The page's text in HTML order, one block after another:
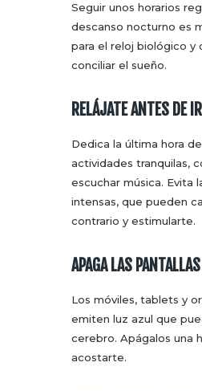
Seguir unos horarios
descanso nocturno es
para el reloj biológico y
conciliar el sueño.
RELÁJATE ANTES DE
Dedica la última hora
actividades tranquilas,
escuchar música. Evita
intensas, que pueden
contrario y estimularte.
APAGA LAS PANTALLAS
Los móviles, tablets y
emiten luz azul que
cerebro. Apágalos una
acostarte.